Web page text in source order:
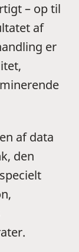
– op til
af
er
af data
den